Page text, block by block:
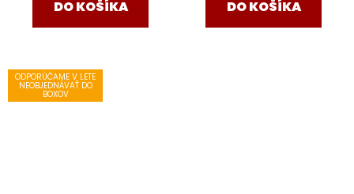
DO KOŠÍKA DO KOŠÍKA
ODPORÚČAME V LETE
NEOBJEDNÁVAŤ DO
BOXOV